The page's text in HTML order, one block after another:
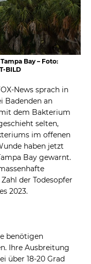
Bay – Foto:
BILD
News sprach in
Badenden an
dem Bakterium
selten,
im offenen
haben jetzt
Bay gewarnt.
der Todesopfer
2023.
benötigen
Ihre Ausbreitung
über 18-20 Grad